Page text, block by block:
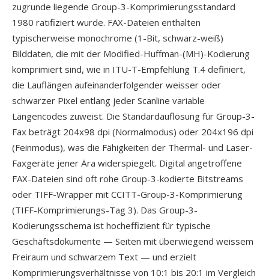
zugrunde liegende Group-3-Komprimierungsstandard
1980 ratifiziert wurde. FAX-Dateien enthalten
typischerweise monochrome (1-Bit, schwarz-weiß)
Bilddaten, die mit der Modified-Huffman-(MH)-Kodierung
komprimiert sind, wie in ITU-T-Empfehlung T.4 definiert,
die Lauflängen aufeinanderfolgender weisser oder
schwarzer Pixel entlang jeder Scanline variable
Längencodes zuweist. Die Standardauflösung für Group-3-
Fax beträgt 204x98 dpi (Normalmodus) oder 204x196 dpi
(Feinmodus), was die Fähigkeiten der Thermal- und Laser-
Faxgeräte jener Ära widerspiegelt. Digital angetroffene
FAX-Dateien sind oft rohe Group-3-kodierte Bitstreams
oder TIFF-Wrapper mit CCITT-Group-3-Komprimierung
(TIFF-Komprimierungs-Tag 3). Das Group-3-
Kodierungsschema ist hocheffizient für typische
Geschäftsdokumente — Seiten mit überwiegend weissem
Freiraum und schwarzem Text — und erzielt
Komprimierungsverhältnisse von 10:1 bis 20:1 im Vergleich